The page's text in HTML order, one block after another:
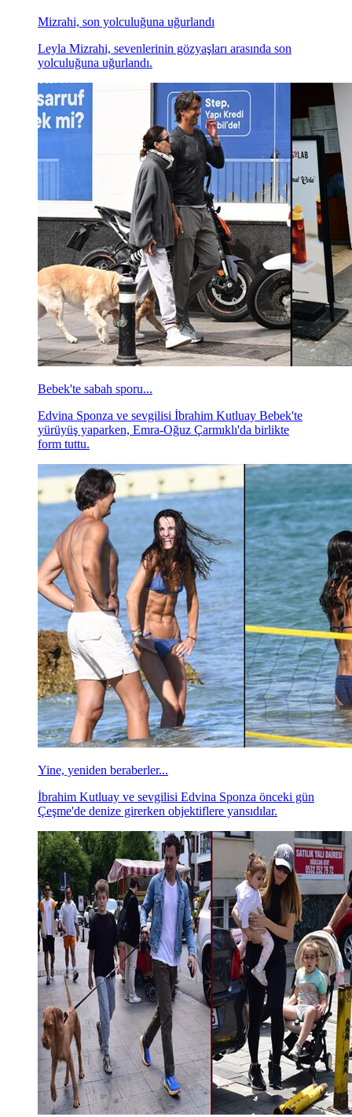
Mizrahi, son yolculuğuna uğurlandı
Leyla Mizrahi, sevenlerinin gözyaşları arasında son
yolculuğuna uğurlandı.
Bebek'te sabah sporu...
Edvina Sponza ve sevgilisi İbrahim Kutluay Bebek'te
yürüyüş yaparken, Emra-Oğuz Çarmıklı'da birlikte
form tuttu.
Yine, yeniden beraberler...
İbrahim Kutluay ve sevgilisi Edvina Sponza önceki gün
Çeşme'de denize girerken objektiflere yansıdılar.